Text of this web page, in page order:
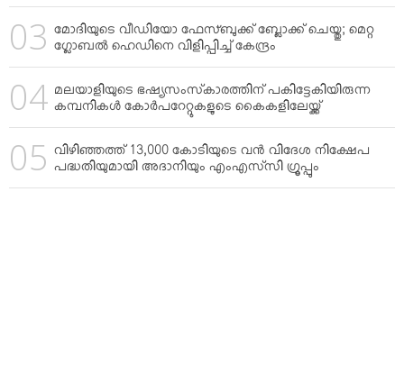
മോദിയുടെ വീഡിയോ ഫേസ്ബുക്ക് ബ്ലോക്ക് ചെയ്തു; മെറ്റ
ഗ്ലോബല്‍ ഹെഡിനെ വിളിപ്പിച്ച് കേന്ദ്രം
മലയാളിയുടെ ഭഷ്യസംസ്‌കാരത്തിന് പകിട്ടേകിയിരുന്ന
കമ്പനികള്‍ കോര്‍പറേറ്റുകളുടെ കൈകളിലേയ്ക്ക്
വിഴിഞ്ഞത്ത് 13,000 കോടിയുടെ വന്‍ വിദേശ നിക്ഷേപ
പദ്ധതിയുമായി അദാനിയും എംഎസ്‌സി ഗ്രൂപ്പും